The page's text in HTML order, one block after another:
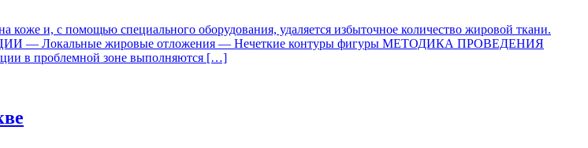
коже и, с помощью специального оборудования, удаляется избыточное количество жировой ткани.
— Локальные жировые отложения — Нечеткие контуры фигуры МЕТОДИКА ПРОВЕДЕНИЯ
в проблемной зоне выполняются […]